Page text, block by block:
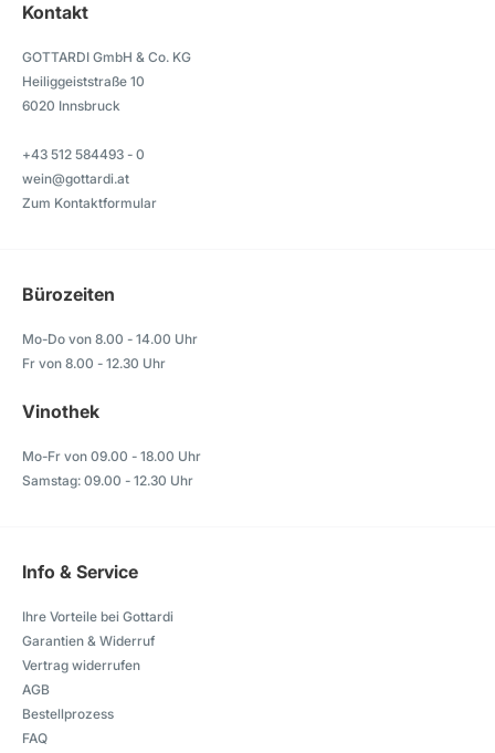
Kontakt
GOTTARDI GmbH & Co. KG
Heiliggeiststraße 10
6020 Innsbruck
+43 512 584493 - 0
wein@gottardi.at
Zum Kontaktformular
Bürozeiten
Mo-Do von 8.00 - 14.00 Uhr
Fr von 8.00 - 12.30 Uhr
Vinothek
Mo-Fr von 09.00 - 18.00 Uhr
Samstag: 09.00 - 12.30 Uhr
Info & Service
Ihre Vorteile bei Gottardi
Garantien & Widerruf
Vertrag widerrufen
AGB
Bestellprozess
FAQ